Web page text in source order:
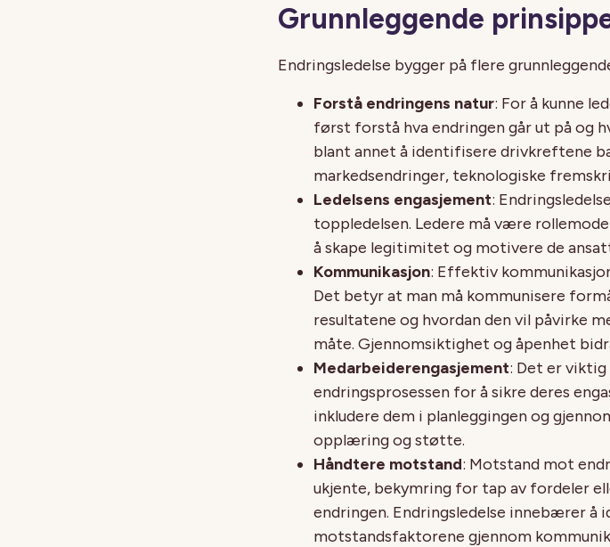
Grunnleggende
Endringsledelse bygger på flere
Forstå endringens natur: For å kunne
først forstå hva endringen går ut på og
blant annet å identifisere drivkreftene
markedsendringer, teknologiske
Ledelsens engasjement:
toppledelsen. Ledere må være
å skape legitimitet og motivere de
Kommunikasjon: Effektiv
Det betyr at man må kommunisere
resultatene og hvordan den vil påvirke
måte. Gjennomsiktighet og åpenhet
Medarbeiderengasjement: Det er
endringsprosessen for å sikre deres
inkludere dem i planleggingen og
opplæring og støtte.
Håndtere motstand: Motstand mot
ukjente, bekymring for tap av fordeler
endringen. Endringsledelse innebærer å
motstandsfaktorene gjennom